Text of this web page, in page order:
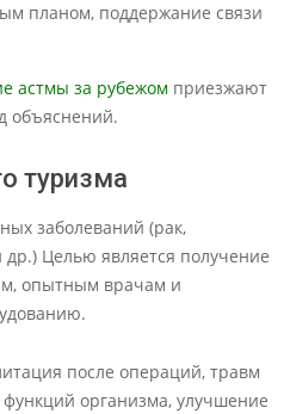
планом, поддержание связи
астмы за рубежом приезжают
объяснений.
туризма
заболеваний (рак,
Целью является получение
опытным врачам и
после операций, травм
организма, улучшение